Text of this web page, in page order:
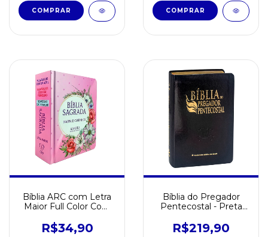
Bíblia ARC com Letra
Maior Full Color Com
R$34,90
Bíblia do Pregador
Pentecostal - Preta
R$219,90